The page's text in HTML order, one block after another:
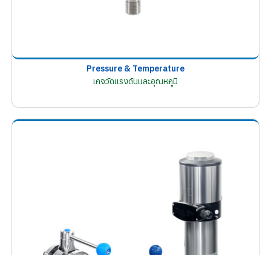
Pressure & Temperature
เกจวัดแรงดันและอุณหภูมิ